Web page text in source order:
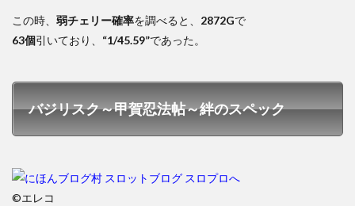
この時、 弱チェリー確率を調べると、 2872Gで
63個引いており、 “1/45.59”であった。
バジリスク～甲賀忍法帖～絆のスペック
©エレコ